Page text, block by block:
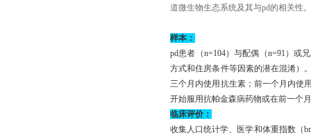
道微生物生态系统及其与pd的相关性。
样本：
pd患者（n=104）与配偶（n=91）或
方式和住房条件等因素的潜在混淆）
三个月内使用抗生素；前一个月内使
开始服用抗帕金森病药物或在前一个
临床评价：
收集人口统计学、医学和体重指数（